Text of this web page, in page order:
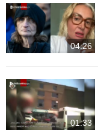
04:26
01:33